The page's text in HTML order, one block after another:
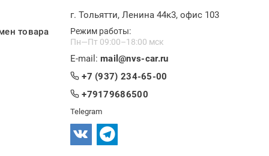
товара
г. Тольятти, Ленина 44к3, офис 103
Режим работы:
Пн—Пт 09:00–18:00 мск
E-mail: mail@nvs-car.ru
+7 (937) 234-65-00
+79179686500
Telegram